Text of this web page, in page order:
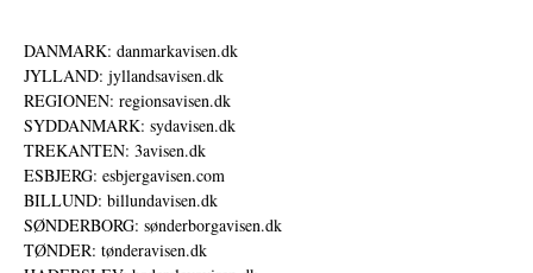
DANMARK: danmarkavisen.dk
JYLLAND: jyllandsavisen.dk
REGIONEN: regionsavisen.dk
SYDDANMARK: sydavisen.dk
TREKANTEN: 3avisen.dk
ESBJERG: esbjergavisen.com
BILLUND: billundavisen.dk
SØNDERBORG: sønderborgavisen.dk
TØNDER: tønderavisen.dk